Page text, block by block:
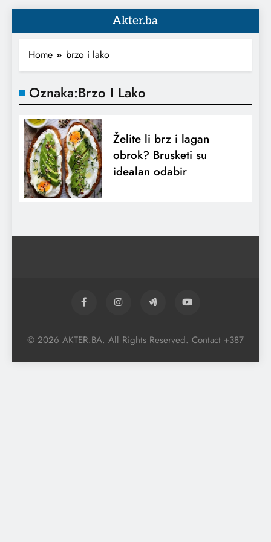
Akter.ba
Home brzo i lako
Oznaka:Brzo I Lako
Želite li brz i lagan
obrok? Brusketi su
idealan odabir
© 2026 AKTER.BA. All Rights Reserved. Contact +387